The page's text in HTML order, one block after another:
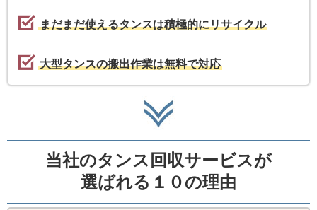
まだまだ使えるタンスは積極的にリサイクル
大型タンスの搬出作業は無料で対応
当社のタンス回収サービスが
選ばれる１０の理由